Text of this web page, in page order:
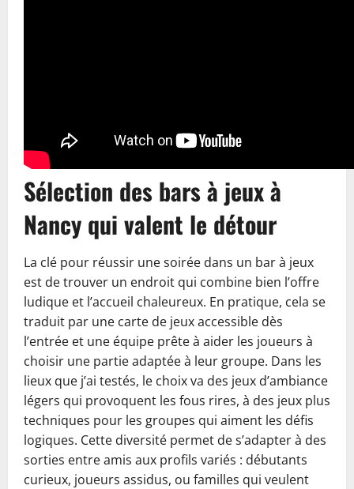
Sélection des bars à jeux à
Nancy qui valent le détour
La clé pour réussir une soirée dans un bar à jeux
est de trouver un endroit qui combine bien l’offre
ludique et l’accueil chaleureux. En pratique, cela se
traduit par une carte de jeux accessible dès
l’entrée et une équipe prête à aider les joueurs à
choisir une partie adaptée à leur groupe. Dans les
lieux que j’ai testés, le choix va des jeux d’ambiance
légers qui provoquent les fous rires, à des jeux plus
techniques pour les groupes qui aiment les défis
logiques. Cette diversité permet de s’adapter à des
sorties entre amis aux profils variés : débutants
curieux, joueurs assidus, ou familles qui veulent